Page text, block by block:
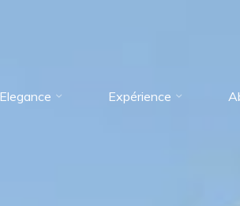
Elegance Expérience